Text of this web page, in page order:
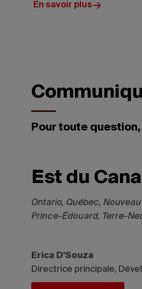
En savoir plus
Pour toute
Est du
Ontario, Québec,
Prince-Édouard, Terre-
Erica D'Souza
Directrice principale,